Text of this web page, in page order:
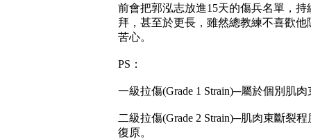
前會把郭泓志放進15天的傷兵名單，
拜，甚至於更長，雖然總教練不喜歡
苦心。
PS：
一級拉傷(Grade 1 Strain)─屬於個別肌
二級拉傷(Grade 2 Strain)─肌肉束斷裂
復原。